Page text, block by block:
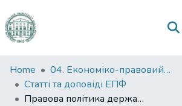
Communities
&
Collections
Home
04. Економіко-правовий факультет
Статті та доповіді ЕПФ
Правова політика держави україна у сфері влаштування дітей-сирггі дітей, позбавлених батьківського піклування